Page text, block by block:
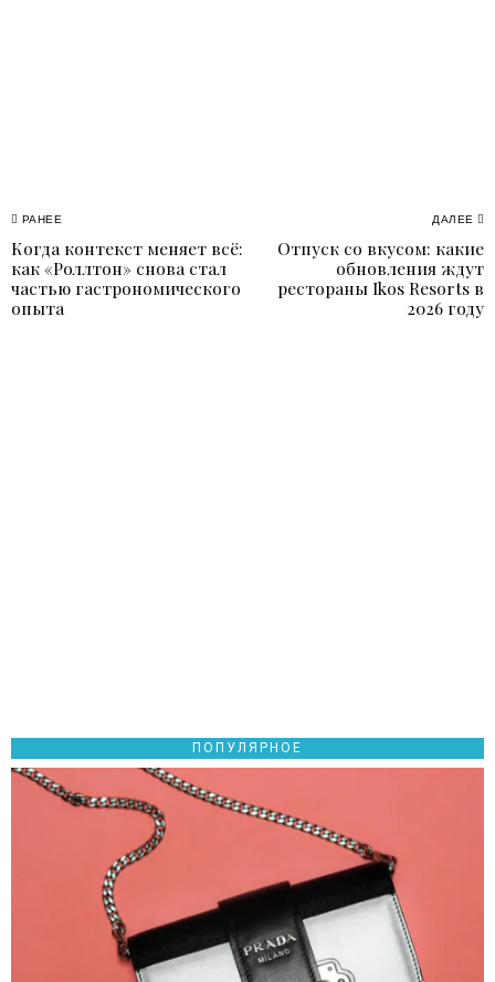
Навигация
по
записям
РАНЕЕ
Previous
post:
Когда контекст меняет всё:
как «Роллтон» снова стал
частью гастрономического
опыта
ДАЛЕЕ
Отпуск со вкусом: какие
обновления ждут
рестораны Ikos Resorts в
2026 году
ПОПУЛЯРНОЕ